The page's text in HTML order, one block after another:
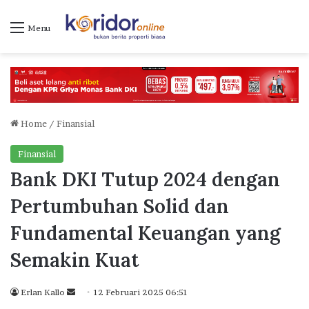
Menu
Home / Finansial
Finansial
Bank DKI Tutup 2024 dengan
Pertumbuhan Solid dan
Fundamental Keuangan yang
Semakin Kuat
Erlan Kallo 12 Februari 2025 06:51